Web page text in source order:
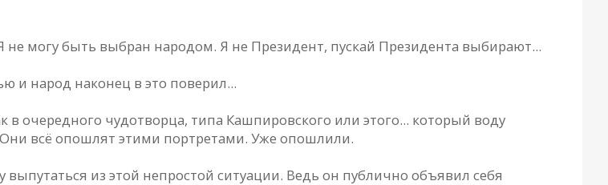
не могу быть выбран народом. Я не Президент, пускай Президента выбирают...
народ наконец в это поверил...
очередного чудотворца, типа Кашпировского или этого... который воду
всё опошлят этими портретами. Уже опошлили.
из этой непростой ситуации. Ведь он публично объявил себя